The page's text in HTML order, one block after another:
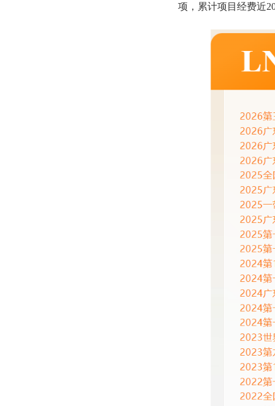
项，累计项目经费近